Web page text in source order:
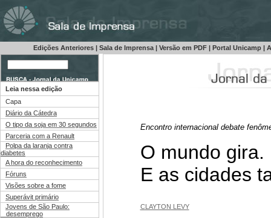
Edições Anteriores | Sala de Imprensa | Versão em PDF | Portal Unicamp |
Leia nessa edição
Capa
Diário da Cátedra
O tipo da soja em 30 segundos
Parceria com a Renault
Polpa da laranja contra
diabetes
A hora do reconhecimento
Fóruns
Visões sobre a fome
Superávit primário
Jovens de São Paulo:
desemprego
Encontro internacional debate
O mundo gira.
E as cidades
CLAYTON LEVY